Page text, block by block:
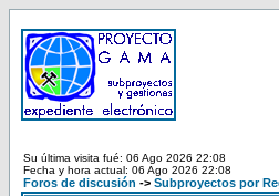
Su última visita fué: 06 Ago 2026 22:08
Fecha y hora actual: 06 Ago 2026 22:08
Foros de discusión -> Subproyectos por